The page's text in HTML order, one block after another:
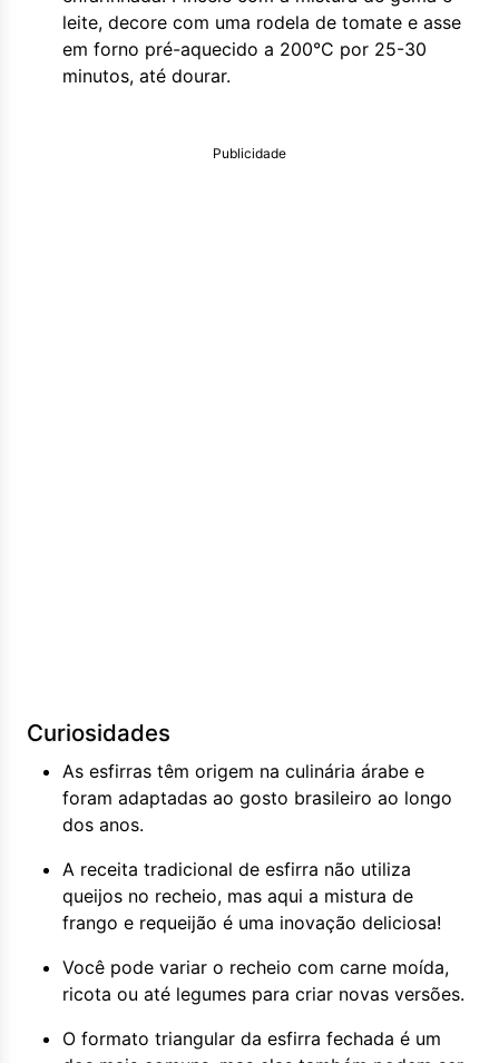
leite, decore com uma rodela de tomate e asse
em forno pré-aquecido a 200°C por 25-30
minutos, até dourar.
Publicidade
Curiosidades
As esfirras têm origem na culinária árabe e
foram adaptadas ao gosto brasileiro ao longo
dos anos.
A receita tradicional de esfirra não utiliza
queijos no recheio, mas aqui a mistura de
frango e requeijão é uma inovação deliciosa!
Você pode variar o recheio com carne moída,
ricota ou até legumes para criar novas versões.
O formato triangular da esfirra fechada é um